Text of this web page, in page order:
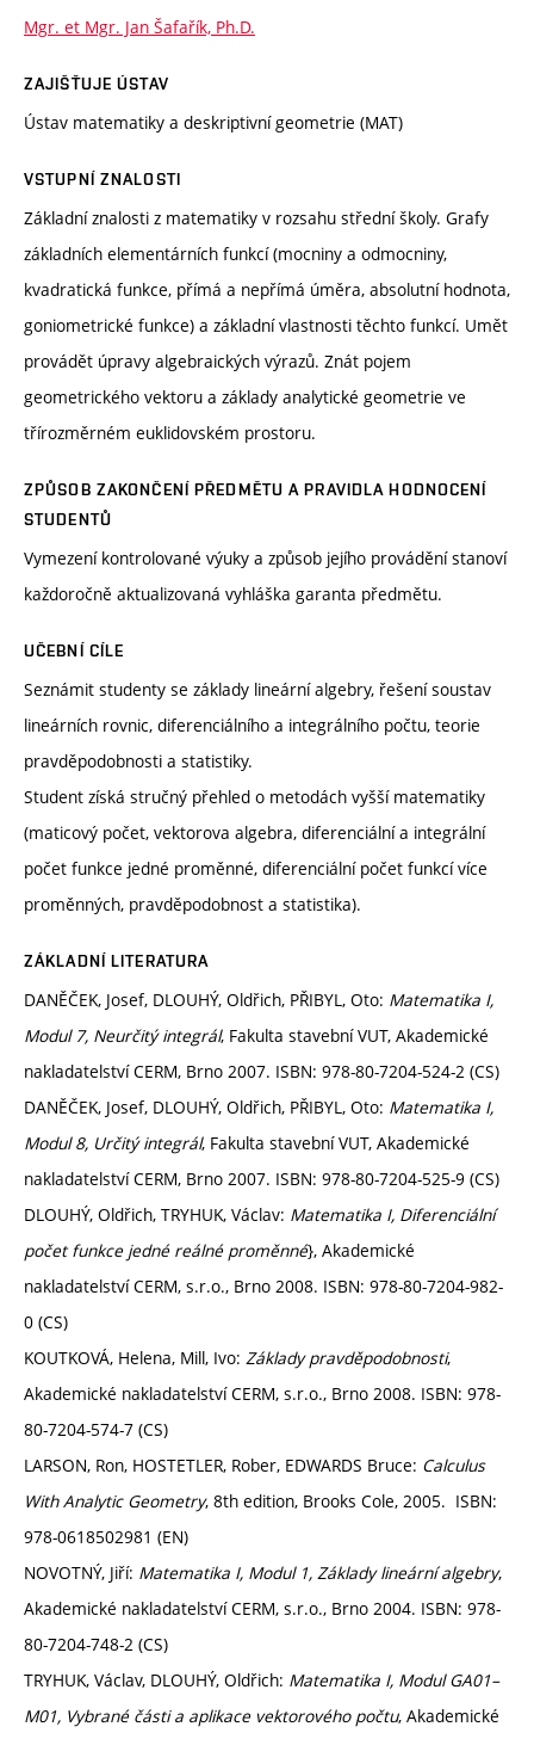
Mgr. et Mgr. Jan Šafařík, Ph.D.
ZAJIŠŤUJE ÚSTAV
Ústav matematiky a deskriptivní geometrie (MAT)
VSTUPNÍ ZNALOSTI
Základní znalosti z matematiky v rozsahu střední školy. Grafy
základních elementárních funkcí (mocniny a odmocniny,
kvadratická funkce, přímá a nepřímá úměra, absolutní hodnota,
goniometrické funkce) a základní vlastnosti těchto funkcí. Umět
provádět úpravy algebraických výrazů. Znát pojem
geometrického vektoru a základy analytické geometrie ve
třírozměrném euklidovském prostoru.
ZPŮSOB ZAKONČENÍ PŘEDMĚTU A PRAVIDLA HODNOCENÍ
STUDENTŮ
Vymezení kontrolované výuky a způsob jejího provádění stanoví
každoročně aktualizovaná vyhláška garanta předmětu.
UČEBNÍ CÍLE
Seznámit studenty se základy lineární algebry, řešení soustav
lineárních rovnic, diferenciálního a integrálního počtu, teorie
pravděpodobnosti a statistiky.
Student získá stručný přehled o metodách vyšší matematiky
(maticový počet, vektorova algebra, diferenciální a integrální
počet funkce jedné proměnné, diferenciální počet funkcí více
proměnných, pravděpodobnost a statistika).
ZÁKLADNÍ LITERATURA
DANĚČEK, Josef, DLOUHÝ, Oldřich, PŘIBYL, Oto: Matematika I,
Modul 7, Neurčitý integrál, Fakulta stavební VUT, Akademické
nakladatelství CERM, Brno 2007. ISBN: 978-80-7204-524-2 (CS)
DANĚČEK, Josef, DLOUHÝ, Oldřich, PŘIBYL, Oto: Matematika I,
Modul 8, Určitý integrál, Fakulta stavební VUT, Akademické
nakladatelství CERM, Brno 2007. ISBN: 978-80-7204-525-9 (CS)
DLOUHÝ, Oldřich, TRYHUK, Václav: Matematika I, Diferenciální
počet funkce jedné reálné proměnné}, Akademické
nakladatelství CERM, s.r.o., Brno 2008. ISBN: 978-80-7204-982-
0 (CS)
KOUTKOVÁ, Helena, Mill, Ivo: Základy pravděpodobnosti,
Akademické nakladatelství CERM, s.r.o., Brno 2008. ISBN: 978-
80-7204-574-7 (CS)
LARSON, Ron, HOSTETLER, Rober, EDWARDS Bruce: Calculus
With Analytic Geometry, 8th edition, Brooks Cole, 2005. ISBN:
978-0618502981 (EN)
NOVOTNÝ, Jiří: Matematika I, Modul 1, Základy lineární algebry,
Akademické nakladatelství CERM, s.r.o., Brno 2004. ISBN: 978-
80-7204-748-2 (CS)
TRYHUK, Václav, DLOUHÝ, Oldřich: Matematika I, Modul GA01–
M01, Vybrané části a aplikace vektorového počtu, Akademické